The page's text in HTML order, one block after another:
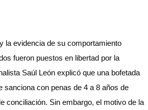
la evidencia de su comportamiento
fueron puestos en libertad por la
Saúl León explicó que una bofetada
sanciona con penas de 4 a 8 años de
conciliación. Sin embargo, el motivo de la